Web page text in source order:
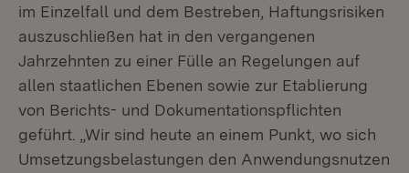
im Einzelfall und dem Bestreben, Haftungsrisiken
auszuschließen hat in den vergangenen
Jahrzehnten zu einer Fülle an Regelungen auf
allen staatlichen Ebenen sowie zur Etablierung
von Berichts- und Dokumentationspflichten
geführt. „Wir sind heute an einem Punkt, wo sich
Umsetzungsbelastungen den Anwendungsnutzen